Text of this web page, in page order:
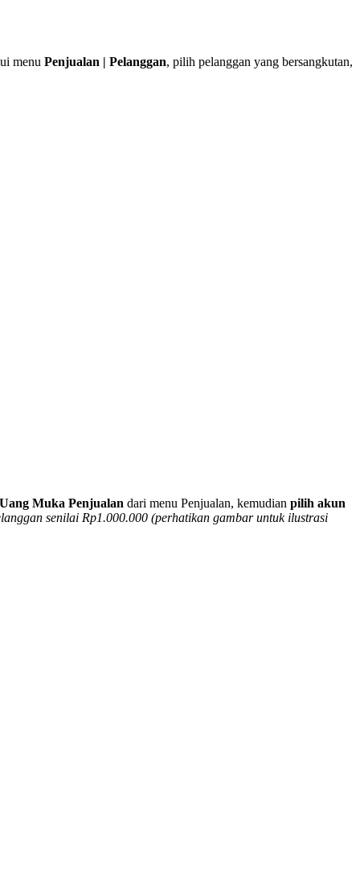
menu Penjualan | Pelanggan, pilih pelanggan yang bersangkutan,
Muka Penjualan dari menu Penjualan, kemudian pilih akun
senilai Rp1.000.000 (perhatikan gambar untuk ilustrasi